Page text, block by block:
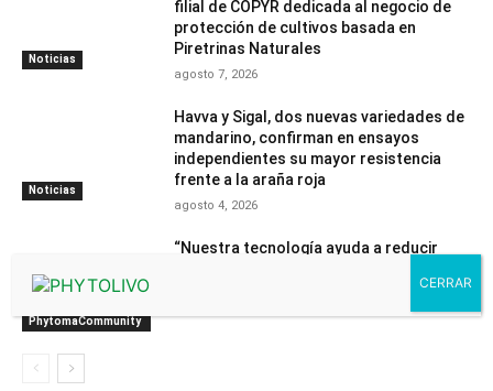
Noticias
filial de COPYR dedicada al negocio de
protección de cultivos basada en
Piretrinas Naturales
agosto 7, 2026
Noticias
Havva y Sigal, dos nuevas variedades de
mandarino, confirman en ensayos
independientes su mayor resistencia
frente a la araña roja
agosto 4, 2026
PhytomaCommunity
“Nuestra tecnología ayuda a reducir